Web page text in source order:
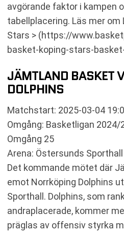
avgörande faktor i kampen
tabellplacering. Läs mer om
Stars > (https://
basket-koping-stars-
JÄMTLAND BASKET
DOLPHINS
Matchstart: 2025-03-04
Omgång: Basketligan 2024/
Omgång 25
Arena: Östersunds Sporthall
Det kommande mötet där
emot Norrköping Dolphins
Sporthall. Dolphins, som
andraplacerade, kommer
präglas av offensiv styrka